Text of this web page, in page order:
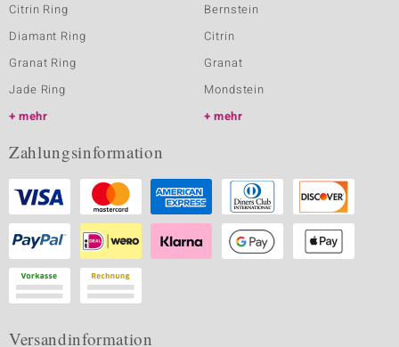
Citrin Ring
Diamant Ring
Granat Ring
Jade Ring
mehr
Bernstein
Citrin
Granat
Mondstein
mehr
Zahlungsinformation
Versandinformation